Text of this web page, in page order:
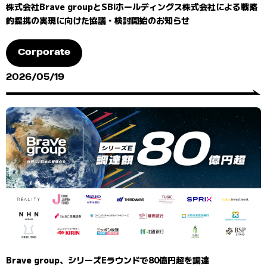
株式会社Brave groupとSBIホールディングス株式会社による戦略
的提携の実現に向けた協議・検討開始のお知らせ
Corporate
2026/05/19
Brave group、シリーズEラウンドで80億円超を調達